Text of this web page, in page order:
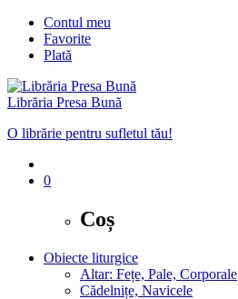
Contul meu
Favorite
Plată
Librăria Presa Bună
O librărie pentru sufletul tău!
0
Coș
Obiecte liturgice
Altar: Fețe, Pale, Corporale
Cădelnițe, Navicele